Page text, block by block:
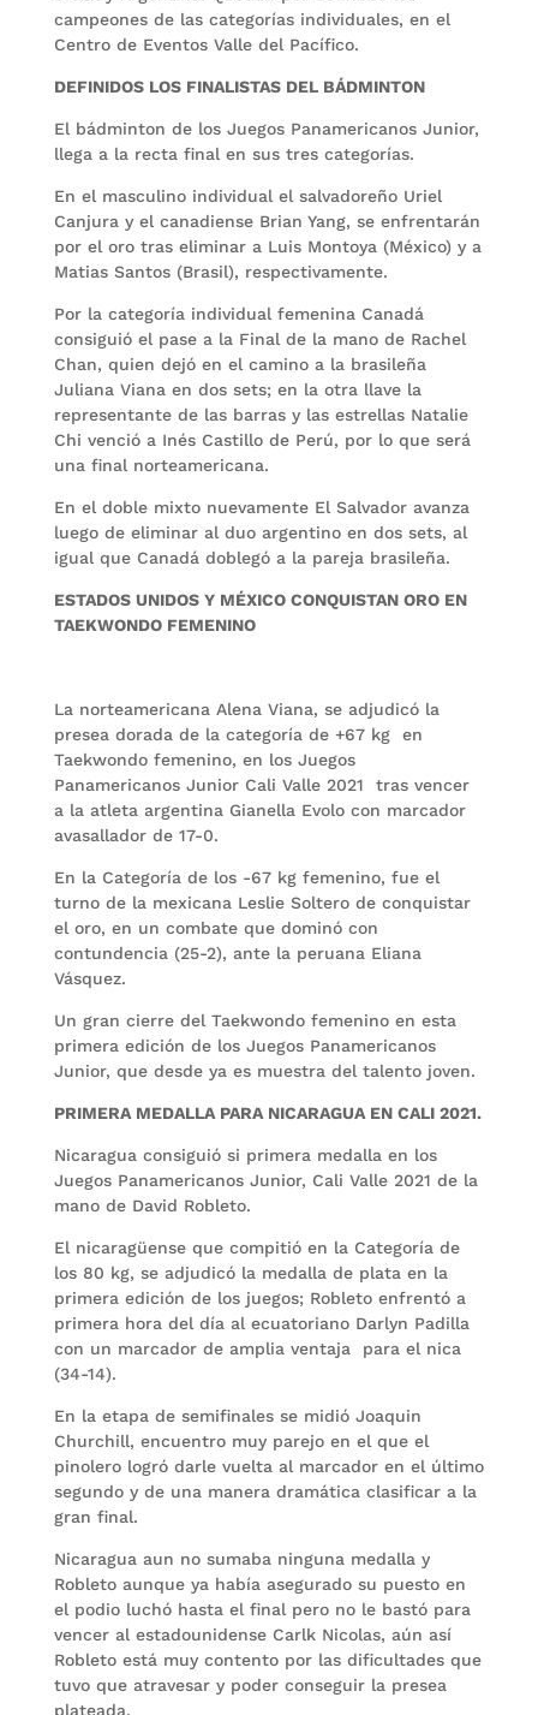
campeones de las categorías individuales, en el
Centro de Eventos Valle del Pacífico.
DEFINIDOS LOS FINALISTAS DEL BÁDMINTON
El bádminton de los Juegos Panamericanos Junior,
llega a la recta final en sus tres categorías.
En el masculino individual el salvadoreño Uriel
Canjura y el canadiense Brian Yang, se enfrentarán
por el oro tras eliminar a Luis Montoya (México) y a
Matias Santos (Brasil), respectivamente.
Por la categoría individual femenina Canadá
consiguió el pase a la Final de la mano de Rachel
Chan, quien dejó en el camino a la brasileña
Juliana Viana en dos sets; en la otra llave la
representante de las barras y las estrellas Natalie
Chi venció a Inés Castillo de Perú, por lo que será
una final norteamericana.
En el doble mixto nuevamente El Salvador avanza
luego de eliminar al duo argentino en dos sets, al
igual que Canadá doblegó a la pareja brasileña.
ESTADOS UNIDOS Y MÉXICO CONQUISTAN ORO EN
TAEKWONDO FEMENINO
La norteamericana Alena Viana, se adjudicó la
presea dorada de la categoría de +67 kg en
Taekwondo femenino, en los Juegos
Panamericanos Junior Cali Valle 2021 tras vencer
a la atleta argentina Gianella Evolo con marcador
avasallador de 17-0.
En la Categoría de los -67 kg femenino, fue el
turno de la mexicana Leslie Soltero de conquistar
el oro, en un combate que dominó con
contundencia (25-2), ante la peruana Eliana
Vásquez.
Un gran cierre del Taekwondo femenino en esta
primera edición de los Juegos Panamericanos
Junior, que desde ya es muestra del talento joven.
PRIMERA MEDALLA PARA NICARAGUA EN CALI 2021.
Nicaragua consiguió si primera medalla en los
Juegos Panamericanos Junior, Cali Valle 2021 de la
mano de David Robleto.
El nicaragüense que compitió en la Categoría de
los 80 kg, se adjudicó la medalla de plata en la
primera edición de los juegos; Robleto enfrentó a
primera hora del día al ecuatoriano Darlyn Padilla
con un marcador de amplia ventaja para el nica
(34-14).
En la etapa de semifinales se midió Joaquin
Churchill, encuentro muy parejo en el que el
pinolero logró darle vuelta al marcador en el último
segundo y de una manera dramática clasificar a la
gran final.
Nicaragua aun no sumaba ninguna medalla y
Robleto aunque ya había asegurado su puesto en
el podio luchó hasta el final pero no le bastó para
vencer al estadounidense Carlk Nicolas, aún así
Robleto está muy contento por las dificultades que
tuvo que atravesar y poder conseguir la presea
plateada.